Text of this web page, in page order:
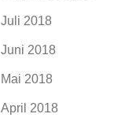
Juli 2018
Juni 2018
Mai 2018
April 2018